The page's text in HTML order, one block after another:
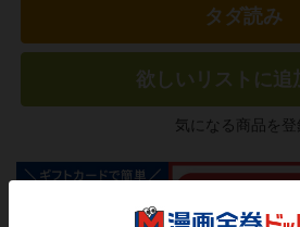
タダ読み
欲しいリストに追
気になる商品を登